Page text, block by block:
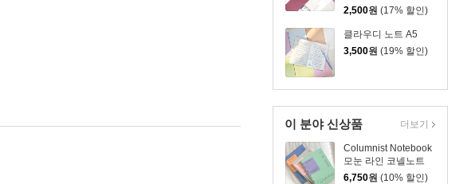
2,500원 (17% 할인)
클라우디 노트 A5
3,500원 (19% 할인)
이 분야 신상품
Columnist Notebook
모눈 라인 코넬노트
6,750원 (10% 할인)
더보기